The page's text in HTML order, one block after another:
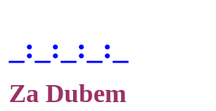
_:_:_:_:_
Za Dubem